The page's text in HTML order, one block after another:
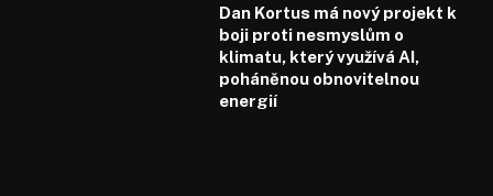
Dan Kortus má nový projekt k
boji proti nesmyslům o
klimatu, který využívá AI,
poháněnou obnovitelnou
energií